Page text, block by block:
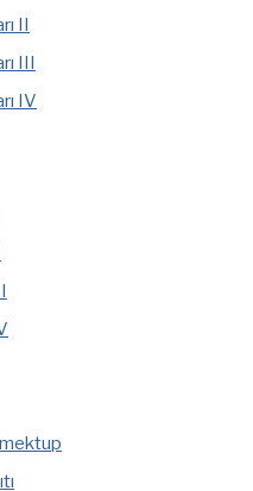
II
III
IV
mektup